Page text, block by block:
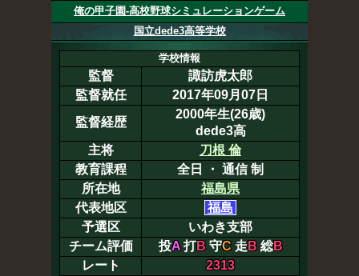
俺の甲子園-高校野球シミュレーションゲーム
国立dede3高等学校
学校情報
監督
諏訪虎太郎
監督就任
2017年09月07日
監督経歴
2000年生(26歳)
dede3高
主将
刀根 倫
教育課程
全日 ・ 通信 制
所在地
福島県
代表地区
福島
予選区
いわき支部
チーム評価
投A打B守C走 B総B
レート
2313